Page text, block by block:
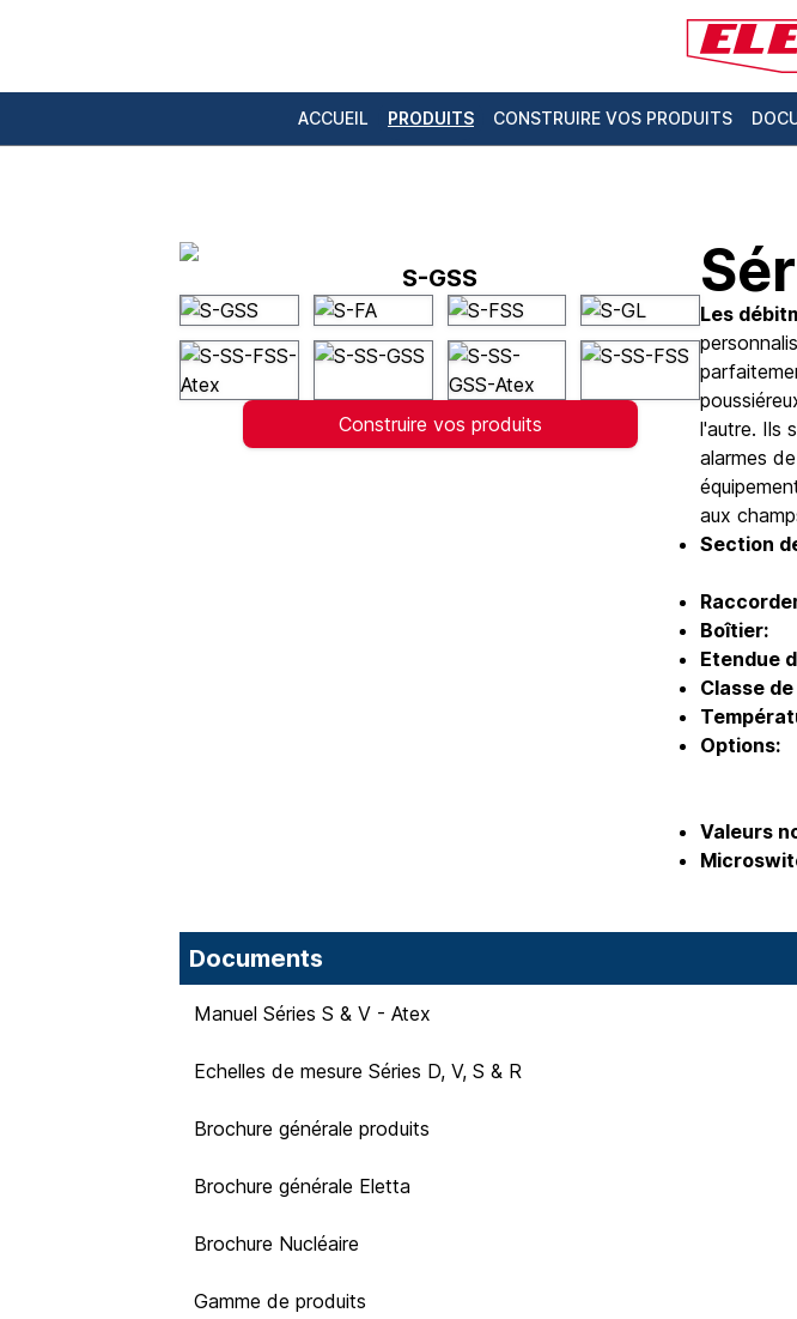
ACCUEIL PRODUITS CONSTRUIRE VOS PRODUITS
S-GSS
Construire vos produits
Les
l'autre. Ils
alarmes
aux
Section
Boîtier:
Etendue
Classe
Options:
Valeurs
Documents
Manuel Séries S & V - Atex
Echelles de mesure Séries D, V, S & R
Brochure générale produits
Brochure générale Eletta
Brochure Nucléaire
Gamme de produits